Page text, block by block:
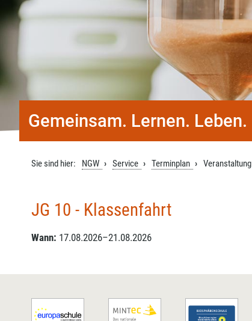
Gemeinsam. Lernen. Leben.
Sie sind hier: NGW Service Terminplan Veranstaltung
JG 10 - Klassenfahrt
Wann: 17.08.2026–21.08.2026